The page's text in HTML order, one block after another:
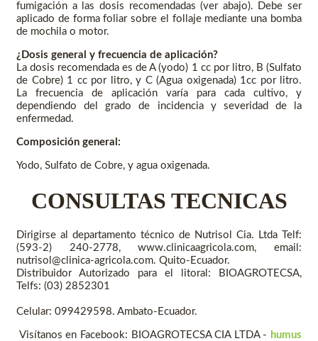
fumigación a las dosis recomendadas (ver abajo). Debe ser
aplicado de forma foliar sobre el follaje mediante una bomba
de mochila o motor.
¿Dosis general y frecuencia de aplicación?
La dosis recomendada es de A (yodo) 1 cc por litro, B (Sulfato
de Cobre) 1 cc por litro, y C (Agua oxigenada) 1cc por litro.
La frecuencia de aplicación varía para cada cultivo, y
dependiendo del grado de incidencia y severidad de la
enfermedad.
Composición general:
Yodo, Sulfato de Cobre, y agua oxigenada.
CONSULTAS TECNICAS
Dirigirse al departamento técnico de Nutrisol Cia. Ltda Telf:
(593‐2) 240‐2778, www.clinicaagricola.com, email:
nutrisol@clinica‐agricola.com. Quito‐Ecuador.
Distribuidor Autorizado para el litoral: BIOAGROTECSA,
Telfs: (03) 2852301
Celular: 099429598. Ambato‐Ecuador.
Visítanos en Facebook: BIOAGROTECSA CIA LTDA - humus